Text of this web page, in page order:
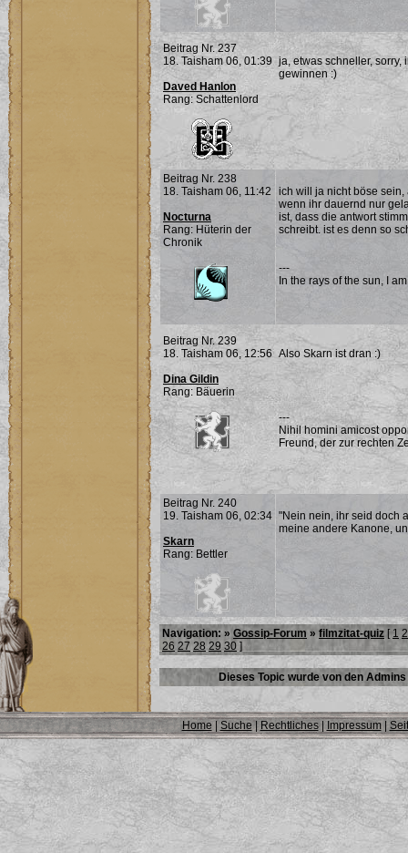
Beitrag Nr. 237
18. Taisham 06, 01:39
Daved Hanlon
Rang: Schattenlord
ja, etwas schneller,
gewinnen :)
Beitrag Nr. 238
18. Taisham 06, 11:42
Nocturna
Rang: Hüterin der
Chronik
ich will ja nicht böse
wenn ihr dauernd nur
ist, dass die antwort
schreibt. ist es denn so
---
In the rays of the sun, I
Beitrag Nr. 239
18. Taisham 06, 12:56
Dina Gildin
Rang: Bäuerin
Also Skarn ist dran :)
---
Nihil homini amicost
Freund, der zur rechten
Beitrag Nr. 240
19. Taisham 06, 02:34
Skarn
Rang: Bettler
"Nein nein, ihr seid doch
meine andere Kanone,
Navigation: » Gossip-Forum » filmzitat-quiz [1 2
26 27 28 29 30 ]
Dieses Topic wurde von den
Home| Suche | Rechtliches| Impressum|